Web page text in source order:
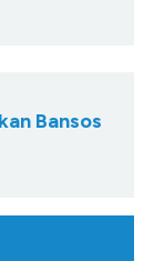
Bansos